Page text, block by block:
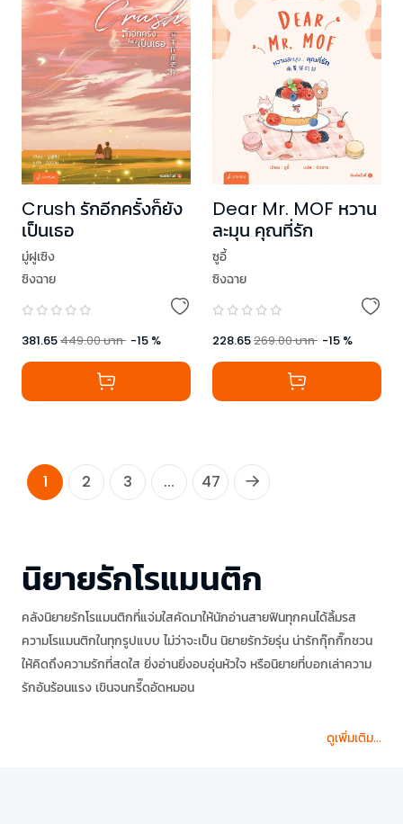
Crush รักอีกครั้งก็ยัง
เป็นเธอ
มู่ฝูเซิง
ซิงฉาย
381.65449.00บาท -15 %
Dear Mr. MOF หวาน
ละมุน คุณที่รัก
ซูอี้
ซิงฉาย
228.65269.00บาท -15 %
1 2 3 ... 47
นิยายรักโรแมนติก
คลังนิยายรักโรแมนติกที่แจ่มใสคัดมาให้นักอ่านสายฟินทุกคนได้ลิ้มรส
ความโรแมนติกในทุกรูปแบบ ไม่ว่าจะเป็น นิยายรักวัยรุ่น น่ารักกุ๊กกิ๊กชวน
ให้คิดถึงความรักที่สดใส ยิ่งอ่านยิ่งอบอุ่นหัวใจ หรือนิยายที่บอกเล่าความ
รักอันร้อนแรง เขินจนกรี๊ดอัดหมอน
ดูเพิ่มเติม...